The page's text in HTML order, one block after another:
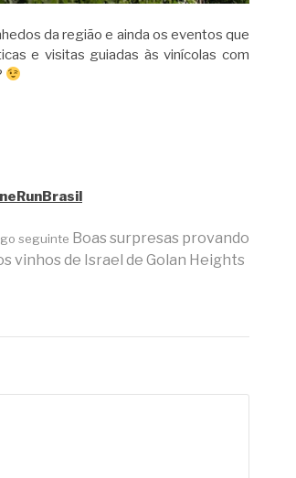
da região e ainda os eventos que
e visitas guiadas às vinícolas com
seguinte Boas surpresas provando
vinhos de Israel de Golan Heights